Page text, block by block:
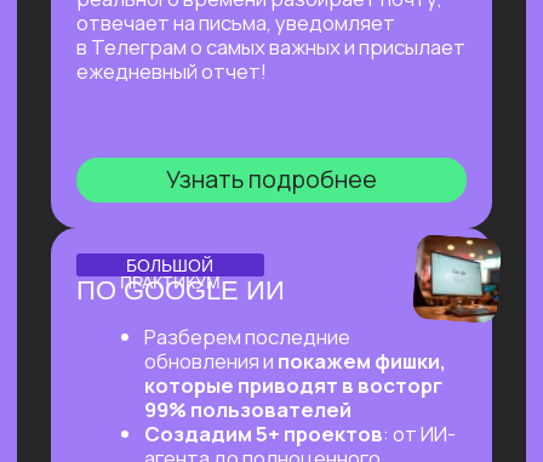
БОЛЬШОЙ ПРАКТИКУМ
ПО ИИ-АГЕНТУ
PERPLEXITY COMPUTER
На реальных задачах покажем, на что
Узнать подробнее
ОНЛАЙН-ПРАКТИКУМ
ПЕРВЫЙ ПРАКТИКУМ
ПО ВАЙБКОДИНГУ
ВСЕХ, КТО «НЕ ТЕХНАРЬ»
Обещаем: за 2 часа переведем тебя
из точки «Это точно не для меня»
в точку «Я тоже могу вайб-кодить!»
Узнать подробнее